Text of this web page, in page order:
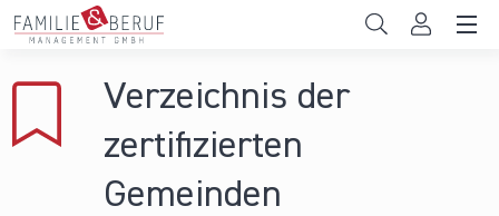
Direkt zum Inhalt
Gemeinden
Hochschulen
Verzeichnis der
zertifizierten
Gemeinden